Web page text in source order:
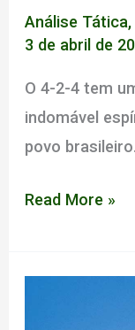
Análise Tática,
3 de abril de
O 4-2-4 tem
indomável
povo brasileiro.
O
Read More »